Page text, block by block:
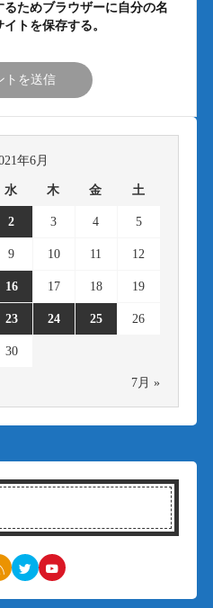
ためブラウザーに自分の名
トを保存する。
年6月
水 木 金 土
2 3 4 5
9 10 11 12
16 17 18 19
23 24 25 26
30
7月 »